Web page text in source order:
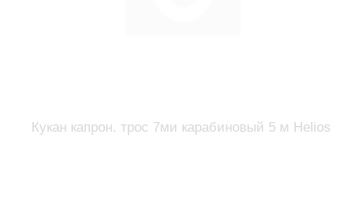
Кукан капрон. трос 7ми карабиновый 5 м Helios